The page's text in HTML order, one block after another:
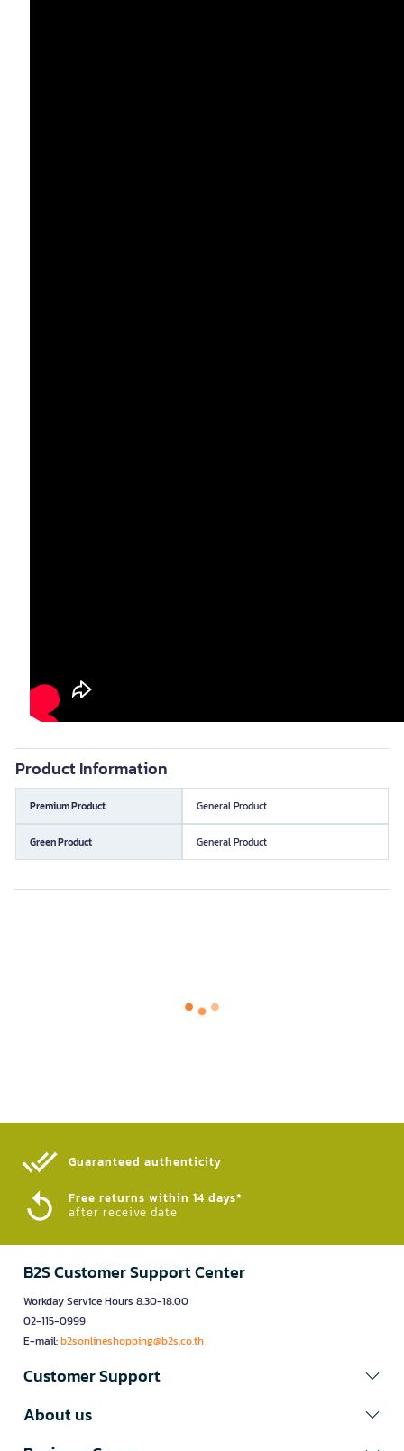
Product Information
Premium Product General Product
Green Product General Product
Guaranteed authenticity​
Free returns within 14 days*
after receive date
B2S Customer Support Center
Workday Service Hours 8.30-18.00
02-115-0999
E-mail:b2sonlineshopping@b2s.co.th
Customer Support
About us